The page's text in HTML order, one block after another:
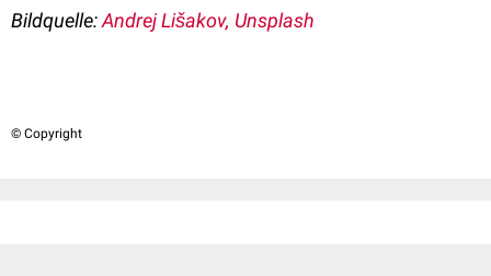
Bildquelle:Andrej Lišakov, Unsplash
© Copyright